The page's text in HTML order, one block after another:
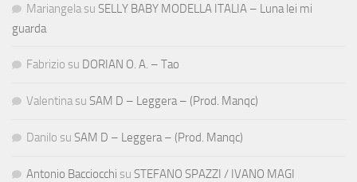
Mariangela su SELLY BABY MODELLA ITALIA – Luna lei mi
guarda
Fabrizio su DORIAN O. A. – Tao
Valentina su SAM D – Leggera – (Prod. Manqc)
Danilo su SAM D – Leggera – (Prod. Manqc)
Antonio Bacciocchi su STEFANO SPAZZI / IVANO MAGI